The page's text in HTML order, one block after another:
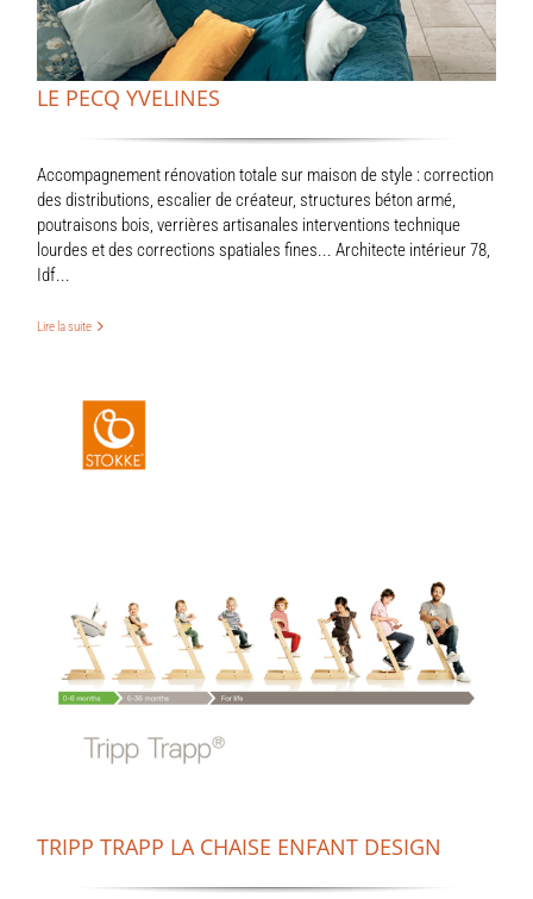
LE PECQ YVELINES
Accompagnement rénovation totale sur maison de style : correction
des distributions, escalier de créateur, structures béton armé,
poutraisons bois, verrières artisanales interventions technique
lourdes et des corrections spatiales fines... Architecte intérieur 78,
Idf...
Lire la suite
TRIPP TRAPP LA CHAISE ENFANT DESIGN